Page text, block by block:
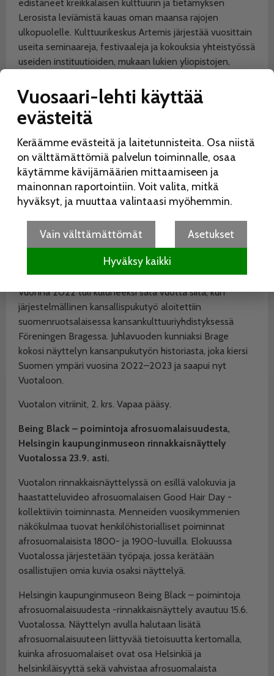
edistäneet kreikkalaisen kulttuurin ja tietämyksen
Lerosista leviämistä kauas oman maansa rajojen
ulkopuolelle. Kulttuurikeskus Artemis järjestää vuosittain
useita seminaareja, festivaaleja ja kokouksia yhteistyössä
useiden instituutioiden, mukaan lukien yliopistojen,
Brage-yhdistys aloitti yhteistyön vuonna 2018
Artemiksessa vierailevan ja Lerosin saarella esiintyvän
toistensa luona, ja tänä kesänä Artemis-ryhmä tuo
Vuotalolle kansanmusiikki- ja tanssiesityksen, jossa
esiintyy myös helsinkiläinen ryhmä Danskompassen.
Kesto n. 60 min. Vapaa pääsy.
Näyttelyt
kansallispukutyötä 5.7. asti.
Vuonna 2022 tuli kuluneeksi sata vuotta siitä, kun
järjestelmällinen kansallispukutyö aloitettiin
suomenruotsalaisessa kansankulttuuriyhdistyksessä
Föreningen Bragessa. Juhlavuoden kunniaksi Brage
kokosi näyttelyn kansanpukutyön historiasta, joka kiersi
Suomen ympäri vuosina 2022–2023 ja saapui nyt
Vuotaloon.
Vuotalon vitriinit, 2. krs. Vapaa pääsy.
Being Black – poimintoja afrosuomalaisuudesta,
Helsingin kaupunginmuseon rinnakkaisnäyttely
Vuotalossa 23.9. asti.
Vuotalon rinnakkaisnäyttelyssä on esillä valokuvia ja
haastatteluvideo afrosuomalaisen Good Hair Day -
kollektiivin toiminnasta. Menneiden vuosikymmenien
näkökulmaa tuovat henkilöhistorialliset poiminnat
afrosuomalaisista 1800- ja 1900-luvuilla. Elokuussa
Vuotalossa järjestetään työpaja, jossa kerätään
osallistujien omia kuvia osaksi näyttelyä.
Helsingin kaupunginmuseon Being Black – poimintoja
afrosuomalaisuudesta -rinnakkaisnäyttely avautuu 15.6.
Vuotalossa. Näyttelyn avulla halutaan lisätä
afrosuomalaisuuteen liittyvää tietoisuutta kertomalla,
kuinka afrosuomalaiset ovat osa Helsinkiä ja
helsinkiläisyyttä sekä vahvistaa afrosuomalaista
Vuosaari-lehti käyttää
evästeitä
Keräämme evästeitä ja laitetunnisteita. Osa niistä
on välttämättömiä palvelun toiminnalle, osaa
käytämme kävijämäärien mittaamiseen ja
mainonnan raportointiin. Voit valita, mitkä
hyväksyt, ja muuttaa valintaasi myöhemmin.
Vain välttämättömät Asetukset
Hyväksy kaikki